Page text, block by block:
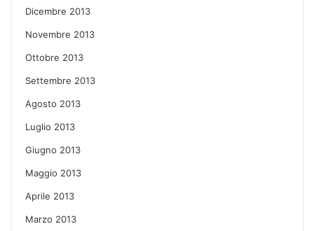
Dicembre 2013
Novembre 2013
Ottobre 2013
Settembre 2013
Agosto 2013
Luglio 2013
Giugno 2013
Maggio 2013
Aprile 2013
Marzo 2013